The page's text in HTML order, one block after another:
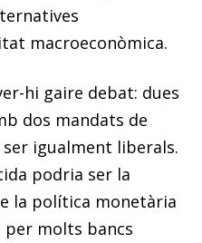
macroeconòmica.
hi gaire debat: dues
dos mandats de
igualment liberals.
podria ser la
la política monetària
per molts bancs